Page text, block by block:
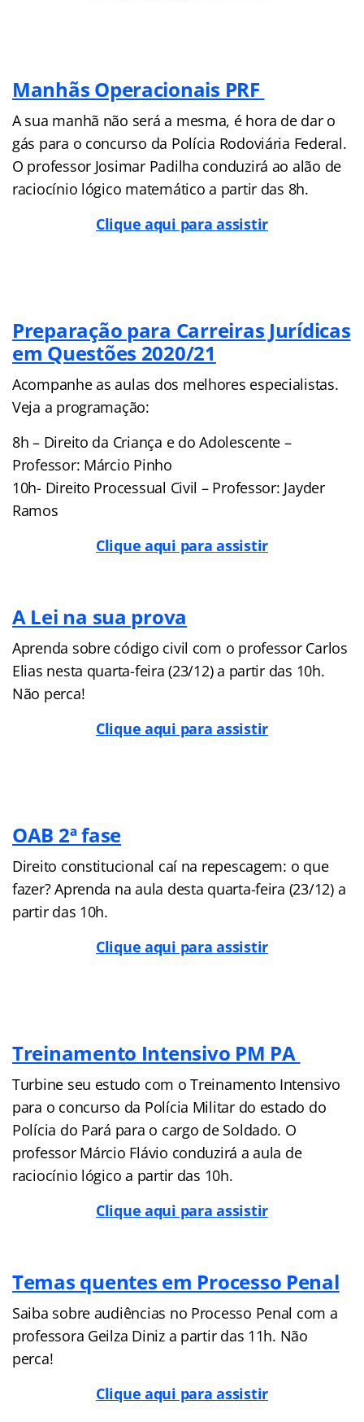
Manhãs Operacionais PRF
A sua manhã não será a mesma, é hora de dar o
gás para o concurso da Polícia Rodoviária Federal.
O professor Josimar Padilha conduzirá ao alão de
raciocínio lógico matemático a partir das 8h.
Clique aqui para assistir
Preparação para Carreiras Jurídicas
em Questões 2020/21
Acompanhe as aulas dos melhores especialistas.
Veja a programação:
8h – Direito da Criança e do Adolescente –
Professor: Márcio Pinho
10h- Direito Processual Civil – Professor: Jayder
Ramos
Clique aqui para assistir
A Lei na sua prova
Aprenda sobre código civil com o professor Carlos
Elias nesta quarta-feira (23/12) a partir das 10h.
Não perca!
Clique aqui para assistir
OAB 2ª fase
Direito constitucional caí na repescagem: o que
fazer? Aprenda na aula desta quarta-feira (23/12) a
partir das 10h.
Clique aqui para assistir
Treinamento Intensivo PM PA
Turbine seu estudo com o Treinamento Intensivo
para o concurso da Polícia Militar do estado do
Polícia do Pará para o cargo de Soldado. O
professor Márcio Flávio conduzirá a aula de
raciocínio lógico a partir das 10h.
Clique aqui para assistir
Temas quentes em Processo Penal
Saiba sobre audiências no Processo Penal com a
professora Geilza Diniz a partir das 11h. Não
perca!
Clique aqui para assistir